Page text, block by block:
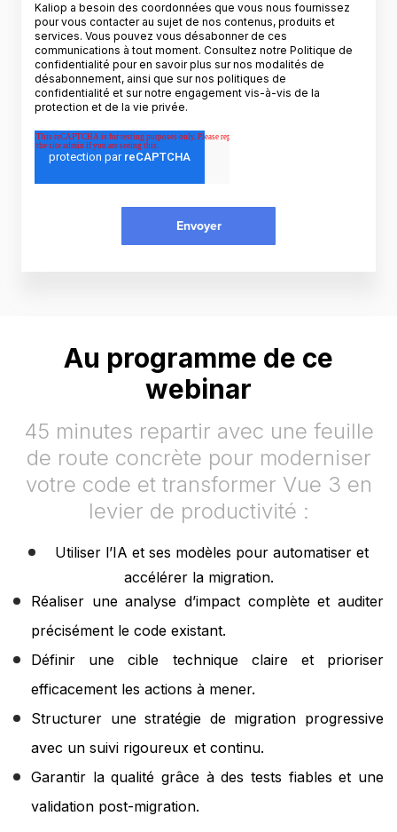
Kaliop a besoin des coordonnées que vous nous fournissez
pour vous contacter au sujet de nos contenus, produits et
services. Vous pouvez vous désabonner de ces
communications à tout moment. Consultez notre Politique de
confidentialité pour en savoir plus sur nos modalités de
désabonnement, ainsi que sur nos politiques de
confidentialité et sur notre engagement vis-à-vis de la
protection et de la vie privée.
Au programme de ce
webinar
45 minutes repartir avec une feuille
de route concrète pour moderniser
votre code et transformer Vue 3 en
levier de productivité :
Utiliser l’IA et ses modèles pour automatiser et
accélérer la migration.
Réaliser une analyse d’impact complète et auditer
précisément le code existant.
Définir une cible technique claire et prioriser
efficacement les actions à mener.
Structurer une stratégie de migration progressive
avec un suivi rigoureux et continu.
Garantir la qualité grâce à des tests fiables et une
validation post-migration.